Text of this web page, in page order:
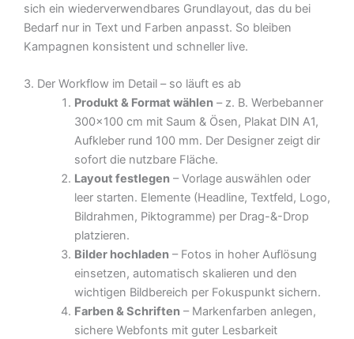
sich ein wiederverwendbares Grundlayout, das du bei
Bedarf nur in Text und Farben anpasst. So bleiben
Kampagnen konsistent und schneller live.
3. Der Workflow im Detail – so läuft es ab
Produkt & Format wählen– z. B. Werbebanner
300×100 cm mit Saum & Ösen, Plakat DIN A1,
Aufkleber rund 100 mm. Der Designer zeigt dir
sofort die nutzbare Fläche.
Layout festlegen– Vorlage auswählen oder
leer starten. Elemente (Headline, Textfeld, Logo,
Bildrahmen, Piktogramme) per Drag-&-Drop
platzieren.
Bilder hochladen– Fotos in hoher Auflösung
einsetzen, automatisch skalieren und den
wichtigen Bildbereich per Fokuspunkt sichern.
Farben & Schriften– Markenfarben anlegen,
sichere Webfonts mit guter Lesbarkeit